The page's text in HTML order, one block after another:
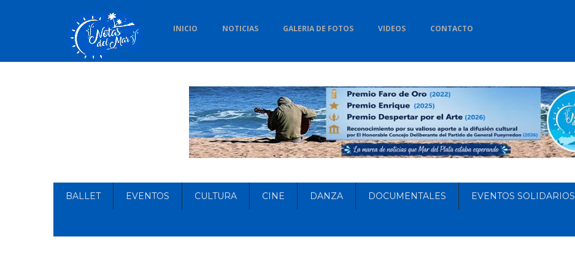
INICIO NOTICIAS GALERIA DE FOTOS VIDEOS CONTACTO
BALLET EVENTOS CULTURA CINE DANZA DOCUMENTALES EVENTOS SOLIDARIOS